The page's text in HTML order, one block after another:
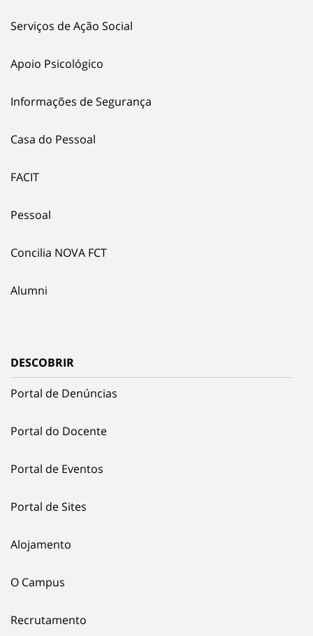
Serviços de Ação Social
Apoio Psicológico
Informações de Segurança
Casa do Pessoal
FACIT
Pessoal
Concilia NOVA FCT
Alumni
DESCOBRIR
Portal de Denúncias
Portal do Docente
Portal de Eventos
Portal de Sites
Alojamento
O Campus
Recrutamento